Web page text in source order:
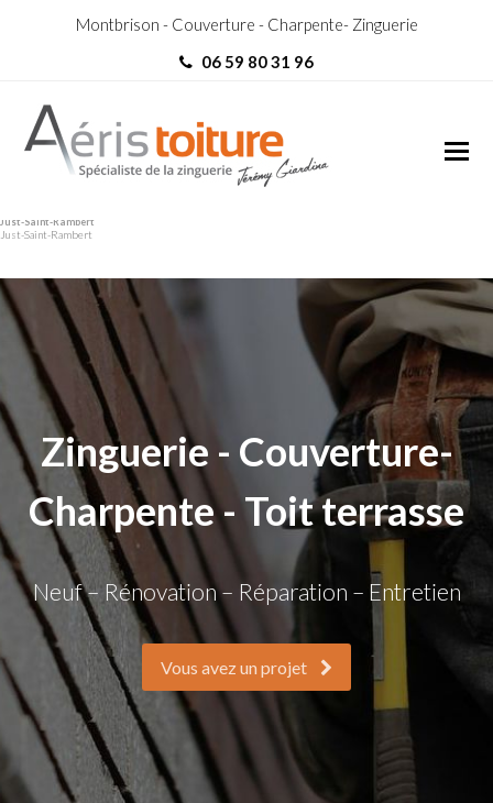
Montbrison - Couverture - Charpente- Zinguerie
06 59 80 31 96
Just-Saint-Rambert
Just-Saint-Rambert
Zinguerie - Couverture-
Charpente - Toit terrasse
Neuf – Rénovation – Réparation – Entretien
Vous avez un projet